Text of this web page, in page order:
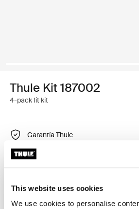
This website uses cookies
We use cookies to personalise
Thule Kit 187002
4-pack fit kit
Garantía Thule
Encontrar en tienda
Kit de ajuste a la medida para
portaequipajes de techo Thule en